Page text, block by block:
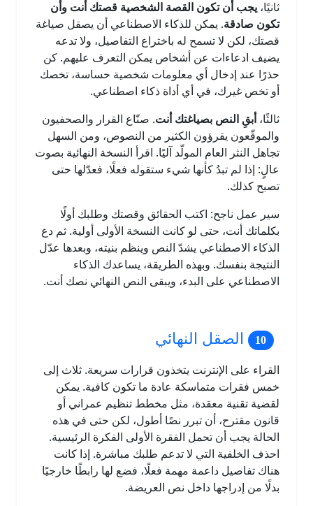
ثانيًا، يجب أن تكون القصة الشخصية قصتك أنت وأن
تكون صادقة. يمكن للذكاء الاصطناعي أن يصقل صياغة
قصتك، لكن لا تسمح له باختراع التفاصيل، ولا تدعه
يضيف ادعاءات عن أشخاص يمكن التعرف عليهم. كن
حذرًا عند إدخال أي معلومات شخصية حساسة، تخصك
أو تخص غيرك، في أي أداة ذكاء اصطناعي.
ثالثًا،أبقِ النص بصياغتك أنت. صنّاع القرار والصحفيون
والموقّعون يقرؤون الكثير من النصوص، ومن السهل
تجاهل النثر العام المولّد آليًا. اقرأ النسخة النهائية بصوت
عالٍ: إذا لم تبدُ كأنها شيء ستقوله فعلًا، فعدّلها حتى
تصبح كذلك.
سير عمل ناجح: اكتب الحقائق وقصتك وطلبك أولًا
بكلماتك أنت، حتى لو كانت النسخة الأولى أولية. ثم دع
الذكاء الاصطناعي يشدّ النص وينظم بنيته، وبعدها عدّل
النتيجة بنفسك. وبهذه الطريقة، يساعدك الذكاء
الاصطناعي على البدء، ويبقى النص النهائي نصك أنت.
الصقل النهائي
القراء على الإنترنت يتخذون قرارات سريعة. ثلاث إلى
خمس فقرات متماسكة عادة ما تكون كافية. يمكن
لقضية تقنية معقدة، مثل مخطط تنظيم عمراني أو
قانون مقترح، أن تبرر نصًا أطول، لكن حتى في هذه
الحالة يجب أن تحمل الفقرة الأولى الفكرة الرئيسية.
احذف الخلفية التي لا تدعم طلبك مباشرة. إذا كانت
هناك تفاصيل داعمة مهمة فعلًا، فضع لها رابطًا خارجيًا
بدلًا من إدراجها داخل نص العريضة.